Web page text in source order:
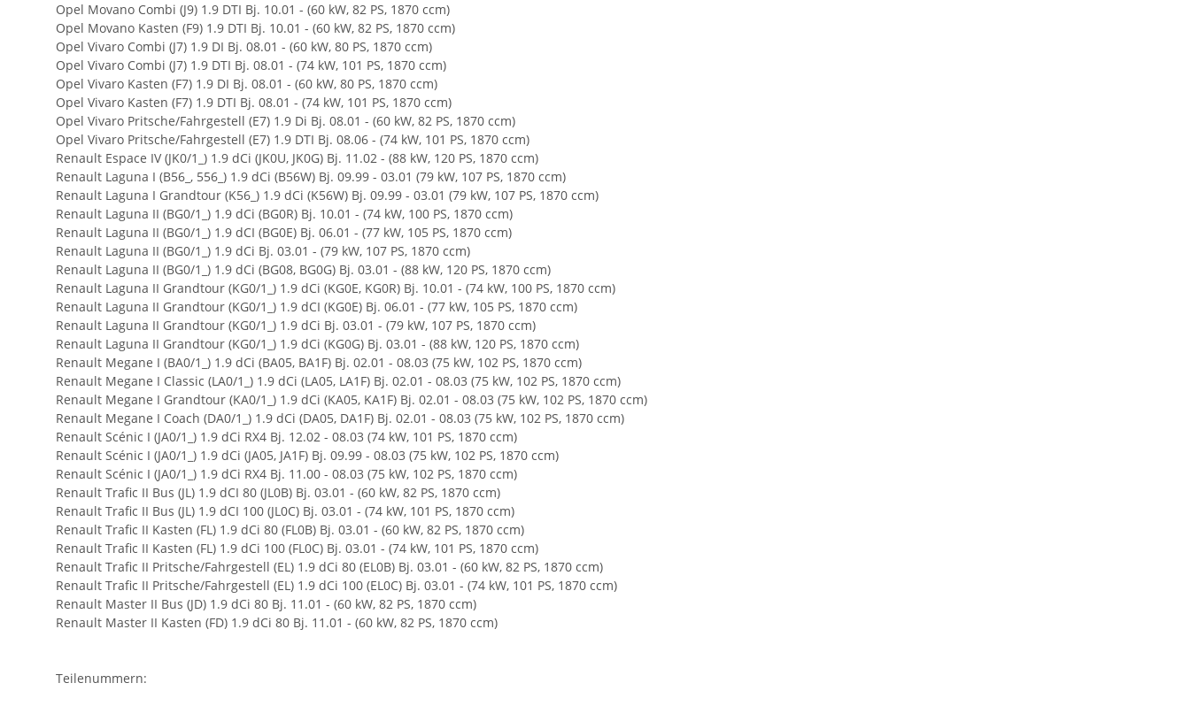
Opel Movano Combi (J9) 1.9 DTI Bj. 10.01 - (60 kW, 82 PS, 1870 ccm)
Opel Movano Kasten (F9) 1.9 DTI Bj. 10.01 - (60 kW, 82 PS, 1870 ccm)
Opel Vivaro Combi (J7) 1.9 DI Bj. 08.01 - (60 kW, 80 PS, 1870 ccm)
Opel Vivaro Combi (J7) 1.9 DTI Bj. 08.01 - (74 kW, 101 PS, 1870 ccm)
Opel Vivaro Kasten (F7) 1.9 DI Bj. 08.01 - (60 kW, 80 PS, 1870 ccm)
Opel Vivaro Kasten (F7) 1.9 DTI Bj. 08.01 - (74 kW, 101 PS, 1870 ccm)
Opel Vivaro Pritsche/Fahrgestell (E7) 1.9 Di Bj. 08.01 - (60 kW, 82 PS, 1870 ccm)
Opel Vivaro Pritsche/Fahrgestell (E7) 1.9 DTI Bj. 08.06 - (74 kW, 101 PS, 1870 ccm)
Renault Espace IV (JK0/1_) 1.9 dCi (JK0U, JK0G) Bj. 11.02 - (88 kW, 120 PS, 1870 ccm)
Renault Laguna I (B56_, 556_) 1.9 dCi (B56W) Bj. 09.99 - 03.01 (79 kW, 107 PS, 1870 ccm)
Renault Laguna I Grandtour (K56_) 1.9 dCi (K56W) Bj. 09.99 - 03.01 (79 kW, 107 PS, 1870 ccm)
Renault Laguna II (BG0/1_) 1.9 dCi (BG0R) Bj. 10.01 - (74 kW, 100 PS, 1870 ccm)
Renault Laguna II (BG0/1_) 1.9 dCI (BG0E) Bj. 06.01 - (77 kW, 105 PS, 1870 ccm)
Renault Laguna II (BG0/1_) 1.9 dCi Bj. 03.01 - (79 kW, 107 PS, 1870 ccm)
Renault Laguna II (BG0/1_) 1.9 dCi (BG08, BG0G) Bj. 03.01 - (88 kW, 120 PS, 1870 ccm)
Renault Laguna II Grandtour (KG0/1_) 1.9 dCi (KG0E, KG0R) Bj. 10.01 - (74 kW, 100 PS, 1870 ccm)
Renault Laguna II Grandtour (KG0/1_) 1.9 dCI (KG0E) Bj. 06.01 - (77 kW, 105 PS, 1870 ccm)
Renault Laguna II Grandtour (KG0/1_) 1.9 dCi Bj. 03.01 - (79 kW, 107 PS, 1870 ccm)
Renault Laguna II Grandtour (KG0/1_) 1.9 dCi (KG0G) Bj. 03.01 - (88 kW, 120 PS, 1870 ccm)
Renault Megane I (BA0/1_) 1.9 dCi (BA05, BA1F) Bj. 02.01 - 08.03 (75 kW, 102 PS, 1870 ccm)
Renault Megane I Classic (LA0/1_) 1.9 dCi (LA05, LA1F) Bj. 02.01 - 08.03 (75 kW, 102 PS, 1870 ccm)
Renault Megane I Grandtour (KA0/1_) 1.9 dCi (KA05, KA1F) Bj. 02.01 - 08.03 (75 kW, 102 PS, 1870 ccm)
Renault Megane I Coach (DA0/1_) 1.9 dCi (DA05, DA1F) Bj. 02.01 - 08.03 (75 kW, 102 PS, 1870 ccm)
Renault Scénic I (JA0/1_) 1.9 dCi RX4 Bj. 12.02 - 08.03 (74 kW, 101 PS, 1870 ccm)
Renault Scénic I (JA0/1_) 1.9 dCi (JA05, JA1F) Bj. 09.99 - 08.03 (75 kW, 102 PS, 1870 ccm)
Renault Scénic I (JA0/1_) 1.9 dCi RX4 Bj. 11.00 - 08.03 (75 kW, 102 PS, 1870 ccm)
Renault Trafic II Bus (JL) 1.9 dCI 80 (JL0B) Bj. 03.01 - (60 kW, 82 PS, 1870 ccm)
Renault Trafic II Bus (JL) 1.9 dCI 100 (JL0C) Bj. 03.01 - (74 kW, 101 PS, 1870 ccm)
Renault Trafic II Kasten (FL) 1.9 dCi 80 (FL0B) Bj. 03.01 - (60 kW, 82 PS, 1870 ccm)
Renault Trafic II Kasten (FL) 1.9 dCi 100 (FL0C) Bj. 03.01 - (74 kW, 101 PS, 1870 ccm)
Renault Trafic II Pritsche/Fahrgestell (EL) 1.9 dCi 80 (EL0B) Bj. 03.01 - (60 kW, 82 PS, 1870 ccm)
Renault Trafic II Pritsche/Fahrgestell (EL) 1.9 dCi 100 (EL0C) Bj. 03.01 - (74 kW, 101 PS, 1870 ccm)
Renault Master II Bus (JD) 1.9 dCi 80 Bj. 11.01 - (60 kW, 82 PS, 1870 ccm)
Renault Master II Kasten (FD) 1.9 dCi 80 Bj. 11.01 - (60 kW, 82 PS, 1870 ccm)
Teilenummern: